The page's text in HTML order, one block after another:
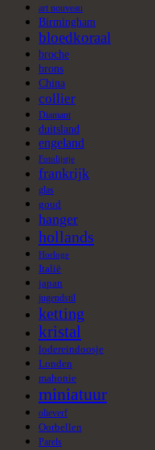
art nouveau
Birmingham
bloedkoraal
broche
brons
China
collier
Diamant
duitsland
engeland
Fotolijstje
frankrijk
glas
goud
hanger
hollands
Horloge
Italië
japan
jugendstil
ketting
kristal
lodereindoosje
Londen
mahonie
miniatuur
olieverf
Oorbellen
Parels